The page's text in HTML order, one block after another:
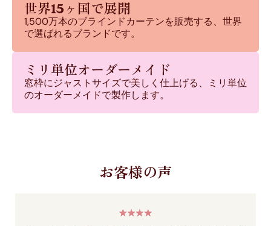
世界15ヶ国で展開
1,500万本のブラインドカーテンを販売する、世界
で選ばれるブランドです。
ミリ単位オーダーメイド
窓枠にジャストサイズで美しく仕上げる、ミリ単位
のオーダーメイドで製作します。
お客様の声